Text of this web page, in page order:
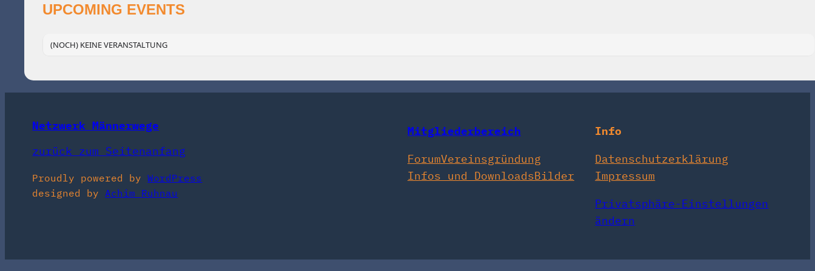
UPCOMING EVENTS
(NOCH) KEINE VERANSTALTUNG
Netzwerk Männerwege
zurück zum Seitenanfang
Proudly powered byWordPress
designed byAchim Ruhnau
Mitgliederbereich
ForumVereinsgründung
Infos und DownloadsBilder
Info
Datenschutzerklärung
Impressum
Privatsphäre-Einstellungen
ändern